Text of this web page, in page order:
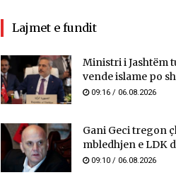
Lajmet e fundit
Ministri i Jashtëm
vende islame po
09:16 / 06.08.2026
Gani Geci tregon
mbledhjen e LDK
09:10 / 06.08.2026